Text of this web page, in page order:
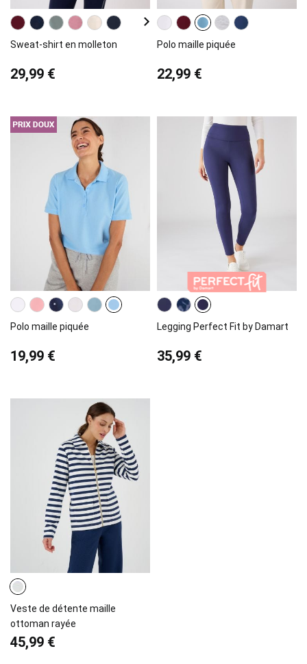
Sweat-shirt en molleton
29,99 €
Polo maille piquée
22,99 €
Polo maille piquée
19,99 €
Legging Perfect Fit by Damart
35,99 €
Veste de détente maille
ottoman rayée
45,99 €